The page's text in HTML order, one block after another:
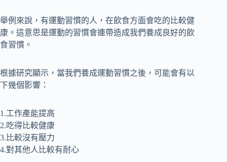
舉例來說，有運動習慣的人，在飲食方面會吃的比較健
康。這意思是運動的習慣會連帶造成我們養成良好的飲
食習慣。
根據研究顯示，當我們養成運動習慣之後，可能會有以
下幾個影響：
1.工作產能提高
2.吃得比較健康
3.比較沒有壓力
4.對其他人比較有耐心